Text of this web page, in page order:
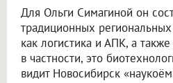
Для Ольги Симагиной он
традиционных
как логистика и АПК, а
в частности, это
видит Новосибирск